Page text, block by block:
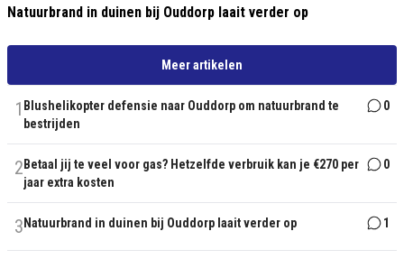
Natuurbrand in duinen bij Ouddorp laait verder op
Meer artikelen
1 Blushelikopter defensie naar Ouddorp om natuurbrand te
bestrijden
0
2 Betaal jij te veel voor gas? Hetzelfde verbruik kan je €270 per
jaar extra kosten
0
3 Natuurbrand in duinen bij Ouddorp laait verder op 1